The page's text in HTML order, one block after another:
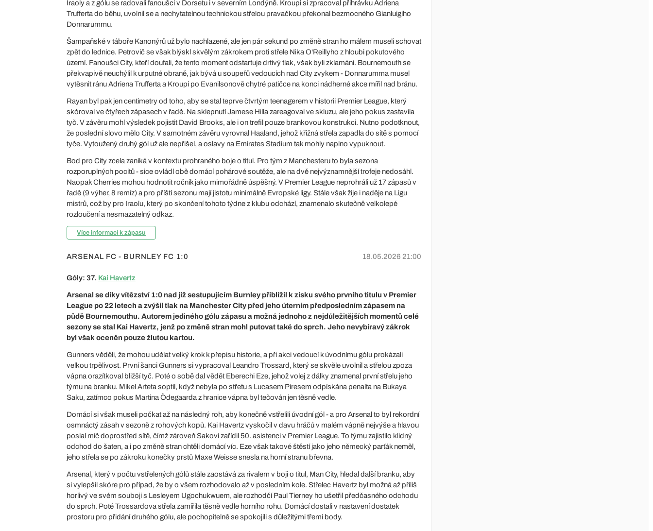
Iraoly a z gólu se radovali fanoušci v Dorsetu i v severním Londýně. Kroupi si zpracoval přihrávku Adriena
Trufferta do běhu, uvolnil se a nechytatelnou technickou střelou pravačkou překonal bezmocného Gianluigiho
Donnarummu.
Šampaňské v táboře Kanonýrů už bylo nachlazené, ale jen pár sekund po změně stran ho málem museli schovat
zpět do lednice. Petrovič se však blýskl skvělým zákrokem proti střele Nika O'Reillyho z hloubi pokutového
území. Fanoušci City, kteří doufali, že tento moment odstartuje drtivý tlak, však byli zklamáni. Bournemouth se
překvapivě neuchýlil k urputné obraně, jak bývá u soupeřů vedoucích nad City zvykem - Donnarumma musel
vytěsnit ránu Adriena Trufferta a Kroupi po Evanilsonově chytré patičce na konci nádherné akce mířil nad bránu.
Rayan byl pak jen centimetry od toho, aby se stal teprve čtvrtým teenagerem v historii Premier League, který
skóroval ve čtyřech zápasech v řadě. Na sklepnutí Jamese Hilla zareagoval ve skluzu, ale jeho pokus zastavila
tyč. V závěru mohl výsledek pojistit David Brooks, ale i on trefil pouze brankovou konstrukci. Nutno podotknout,
že poslední slovo mělo City. V samotném závěru vyrovnal Haaland, jehož křižná střela zapadla do sítě s pomocí
tyče. Vytoužený druhý gól už ale nepřišel, a oslavy na Emirates Stadium tak mohly naplno vypuknout.
Bod pro City zcela zaniká v kontextu prohraného boje o titul. Pro tým z Manchesteru to byla sezona
rozporuplných pocitů - sice ovládl obě domácí pohárové soutěže, ale na dvě nejvýznamnější trofeje nedosáhl.
Naopak Cherries mohou hodnotit ročník jako mimořádně úspěšný. V Premier League neprohráli už 17 zápasů v
řadě (9 výher, 8 remíz) a pro příští sezonu mají jistotu minimálně Evropské ligy. Stále však žije i naděje na Ligu
mistrů, což by pro Iraolu, který po skončení tohoto týdne z klubu odchází, znamenalo skutečně velkolepé
rozloučení a nesmazatelný odkaz.
Více informací k zápasu
ARSENAL FC - BURNLEY FC 1:0 18.05.2026 21:00
Góly: 37. Kai Havertz
Arsenal se díky vítězství 1:0 nad již sestupujícím Burnley přiblížil k zisku svého prvního titulu v Premier
League po 22 letech a zvýšil tlak na Manchester City před jeho úterním předposledním zápasem na
půdě Bournemouthu. Autorem jediného gólu zápasu a možná jednoho z nejdůležitějších momentů celé
sezony se stal Kai Havertz, jenž po změně stran mohl putovat také do sprch. Jeho nevybíravý zákrok
byl však oceněn pouze žlutou kartou.
Gunners věděli, že mohou udělat velký krok k přepisu historie, a při akci vedoucí k úvodnímu gólu prokázali
velkou trpělivost. První šanci Gunners si vypracoval Leandro Trossard, který se skvěle uvolnil a střelou zpoza
vápna orazítkoval bližší tyč. Poté o sobě dal vědět Eberechi Eze, jehož volej z dálky znamenal první střelu jeho
týmu na branku. Mikel Arteta soptil, když nebyla po střetu s Lucasem Piresem odpískána penalta na Bukaya
Saku, zatímco pokus Martina Ödegaarda z hranice vápna byl tečován jen těsně vedle.
Domácí si však museli počkat až na následný roh, aby konečně vstřelili úvodní gól - a pro Arsenal to byl rekordní
osmnáctý zásah v sezoně z rohových kopů. Kai Havertz vyskočil v davu hráčů v malém vápně nejvýše a hlavou
poslal míč doprostřed sítě, čímž zároveň Sakovi zařídil 50. asistenci v Premier League. To týmu zajistilo klidný
odchod do šaten, a i po změně stran chtěli domácí víc. Eze však takové štěstí jako jeho německý parťák neměl,
jeho střela se po zákroku konečky prstů Maxe Weisse snesla na horní stranu břevna.
Arsenal, který v počtu vstřelených gólů stále zaostává za rivalem v boji o titul, Man City, hledal další branku, aby
si vylepšil skóre pro případ, že by o všem rozhodovalo až v posledním kole. Střelec Havertz byl možná až příliš
horlivý ve svém souboji s Lesleyem Ugochukwuem, ale rozhodčí Paul Tierney ho ušetřil předčasného odchodu
do sprch. Poté Trossardova střela zamířila těsně vedle horního rohu. Domácí dostali v nastavení dostatek
prostoru pro přidání druhého gólu, ale pochopitelně se spokojili s důležitými třemi body.